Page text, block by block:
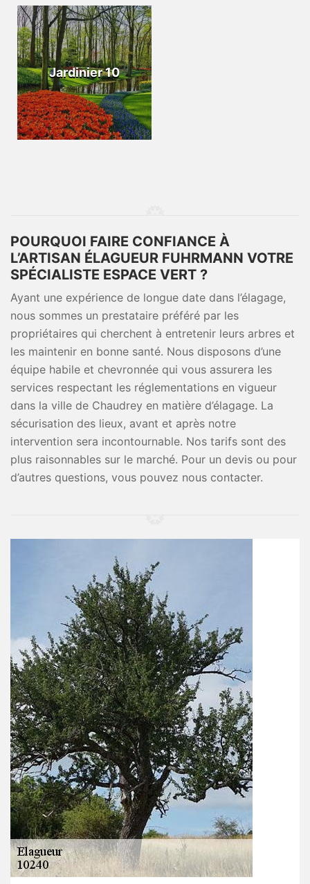
Jardinier 10
POURQUOI FAIRE CONFIANCE À
L’ARTISAN ÉLAGUEUR FUHRMANN VOTRE
SPÉCIALISTE ESPACE VERT ?
Ayant une expérience de longue date dans l’élagage,
nous sommes un prestataire préféré par les
propriétaires qui cherchent à entretenir leurs arbres et
les maintenir en bonne santé. Nous disposons d’une
équipe habile et chevronnée qui vous assurera les
services respectant les réglementations en vigueur
dans la ville de Chaudrey en matière d’élagage. La
sécurisation des lieux, avant et après notre
intervention sera incontournable. Nos tarifs sont des
plus raisonnables sur le marché. Pour un devis ou pour
d’autres questions, vous pouvez nous contacter.